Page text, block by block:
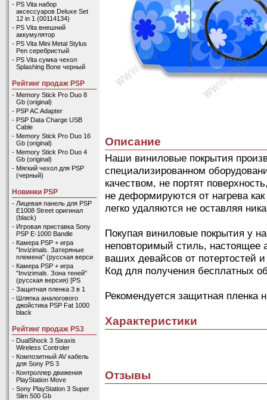
- PS Vita набор
аксессуаров Deluxe Set
12 in 1 (00114134)
- PS Vita внешний
аккумулятор
- PS Vita Mini Metal Stylus
Pen серебристый
- PS Vita сумка чехол
Splashing Bone черный
Рейтинг продаж PSP
- Memory Stick Pro Duo 8
Gb (original)
- PSP AC Adapter
- PSP Data Charge USB
Cable
- Memory Stick Pro Duo 16
Gb (original)
- Memory Stick Pro Duo 4
Gb (original)
- Мягкий чехол для PSP
(черный)
Новинки PSP
- Лицевая панель для PSP
E1008 Street оригинал
(black)
- Игровая приставка Sony
PSP E-1000 Bandle
- Камера PSP + игра
"Invizimals. Затеряные
племена" (русская верси
- Камера PSP + игра
"Invizimals. Зона теней"
(русская версия) [PS
- Защитная пленка 3 в 1
- Шляпка аналогового
джойстика PSP Fat 1000
black
Рейтинг продаж PS3
- DualShock 3 Sixaxis
Wireless Controler
- Композитный AV кабель
для Sony PS 3
- Контроллер движения
PlayStation Move
- Sony PlayStation 3 Super
Slim 500 Gb
Описание
Наши виниловые покрытия
специализированном
качеством, не портят
не деформируются от нагрева
легко удаляются не оставляя
Покупая виниловые покрытия у
неповторимый стиль, настоящее
ваших девайсов от потертостей
Код для получения бесплатных
Рекомендуется защитная пленка
Характеристики
Отзывы